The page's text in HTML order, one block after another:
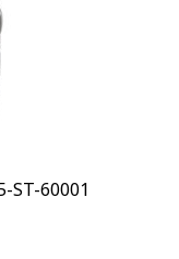
ST-60001